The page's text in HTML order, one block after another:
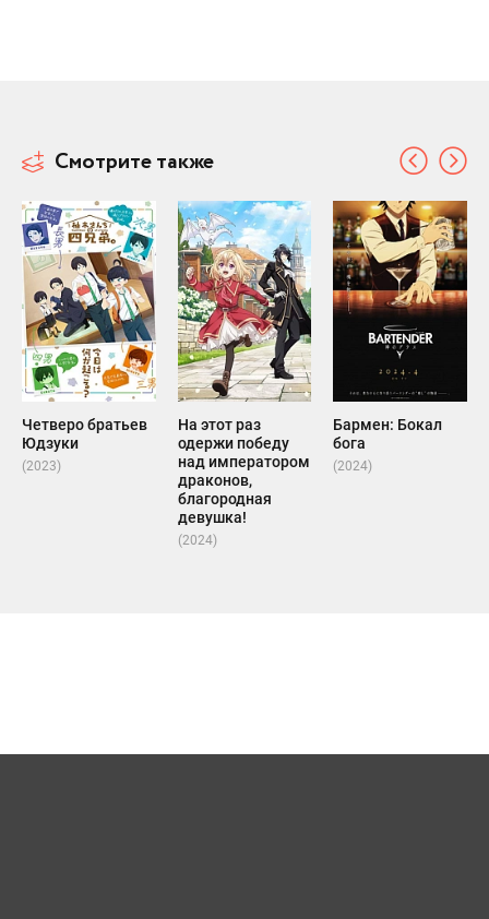
Смотрите также
Четверо братьев
Юдзуки
(2023)
На этот раз
одержи победу
над императором
драконов,
благородная
девушка!
(2024)
Бармен: Бокал
бога
(2024)